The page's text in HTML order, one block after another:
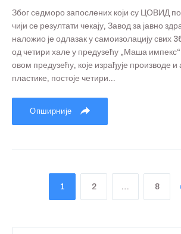
Због седморо запослених који су ЦОВИД
чији се резултати чекају, Завод за јавно
наложио је одлазак у самоизолацију свих
од четири хале у предузећу „Маша импекс“
овом предузећу, које израђује производе
пластике, постоје четири...
Опширније
1 2 … 8